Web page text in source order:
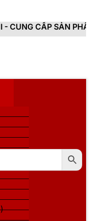
SẢN PHẨM